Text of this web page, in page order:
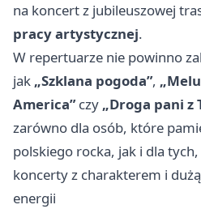
na koncert z jubileuszowej
pracy artystycznej.
W repertuarze nie powinno
jak „Szklana pogoda”,
America”czy „Droga pani z
zarówno dla osób, które
polskiego rocka, jak i dla
koncerty z charakterem i
energii